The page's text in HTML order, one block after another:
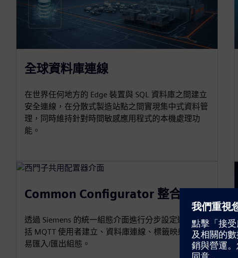
全球資料庫連線
在世界任何地方的 Edge 裝置與 SQL 資料庫之間建立
安全連線，在分散式製造站點之間實現集中式資料管
理，同時維持針對時間敏感應用程式的本機處理功
能。
Common Configurator 整合
透過 Siemens 的統一組態介面進行分步設定連線，包
括 MQTT 使用者建立、資料庫連線、標籤映射以及簡
易匯入/匯出組態。